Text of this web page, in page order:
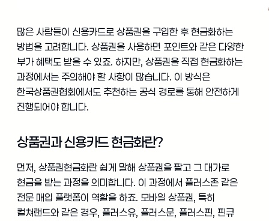
많은 사람들이 신용카드로 상품권을 구입한 후 현금화하는
방법을 고려합니다. 상품권을 사용하면 포인트와 같은 다양한
부가 혜택도 받을 수 있죠. 하지만, 상품권을 직접 현금화하는
과정에서는 주의해야 할 사항이 많습니다. 이 방식은
한국상품권협회에서도 추천하는 공식 경로를 통해 안전하게
진행되어야 합니다.
상품권과 신용카드 현금화란?
먼저, 상품권현금화란 쉽게 말해 상품권을 팔고 그 대가로
현금을 받는 과정을 의미합니다. 이 과정에서 플러스존 같은
전문 매입 플랫폼이 역할을 하죠. 모바일 상품권, 특히
컬쳐랜드와 같은 경우, 플러스유, 플러스문, 플러스핀, 핀큐